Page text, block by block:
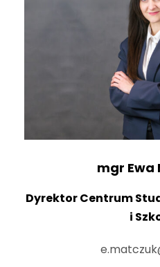
mgr Ewa
Dyrektor Centrum
i